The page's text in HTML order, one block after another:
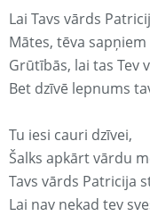
Lai Tavs vārds
Mātes, tēva
Grūtībās, lai tas Tev
Bet dzīvē lepnums
Tu iesi cauri dzīvei,
Šalks apkārt vārdu
Tavs vārds Patricija
Lai nav nekad tev